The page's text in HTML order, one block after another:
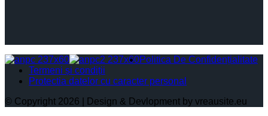
Politica De Confidențialitate
Termeni și condiții
Protectia datelor cu caracter personal
© Copyright 2026 | Design & Devlopment by vreausite.eu